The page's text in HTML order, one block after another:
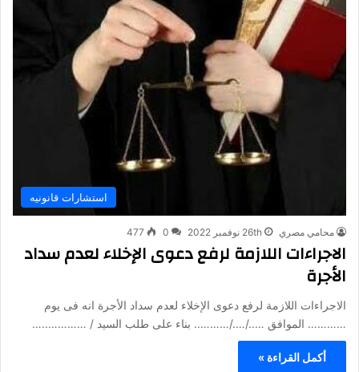
استشارات قانونيه
محامي مصري 26th نوفمبر 2022 0
477
الاجراءات اللازمة لرفع دعوى الإخلاء لعدم سداد
الأجرة
الاجراءات اللازمة لرفع دعوى الإخلاء لعدم سداد الأجرة انه فى يوم
………… الموافق …../…./……….. بناء على طلب السيد / …………..…
أكمل القراءة »